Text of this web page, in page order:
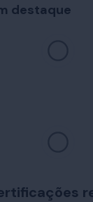
destaque